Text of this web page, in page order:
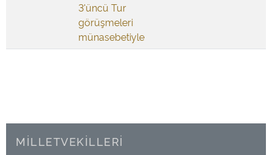
3'üncü Tur
görüşmeleri
münasebetiyle
MİLLETVEKİLLERİ